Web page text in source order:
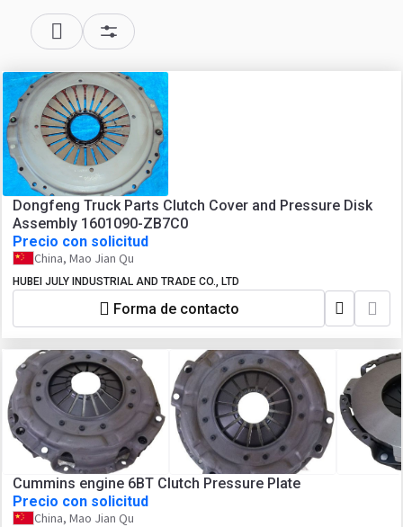
Dongfeng Truck Parts Clutch Cover and Pressure Disk
Assembly 1601090-ZB7C0
Precio con solicitud
China, Mao Jian Qu
HUBEI JULY INDUSTRIAL AND TRADE CO., LTD
Forma de contacto
Cummins engine 6BT Clutch Pressure Plate
Precio con solicitud
China, Mao Jian Qu